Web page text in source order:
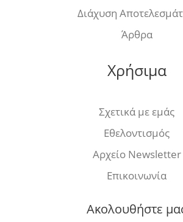
Διάχυση
Άρθρα
Χρήσιμα
Σχετικά με εμάς
Εθελοντισμός
Αρχείο Newsletter
Επικοινωνία
Ακολουθήστε